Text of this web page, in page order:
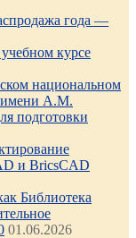
года —
курсе
национальном
имени А.М.
подготовки
и BricsCAD
Библиотека
01.06.2026